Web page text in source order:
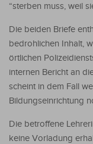
“sterben muss, weil
Die beiden Briefe
bedrohlichen Inhalt,
örtlichen
internen Bericht an
scheint in dem Fall
Bildungseinrichtung
Die betroffene
keine Vorladung